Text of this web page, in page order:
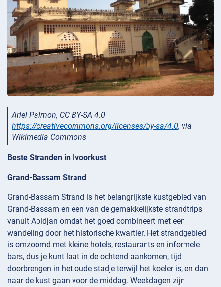
Ariel Palmon, CC BY-SA 4.0
https://creativecommons.org/licenses/by-sa/4.0, via
Wikimedia Commons
Beste Stranden in Ivoorkust
Grand-Bassam Strand
Grand-Bassam Strand is het belangrijkste kustgebied van
Grand-Bassam en een van de gemakkelijkste strandtrips
vanuit Abidjan omdat het goed combineert met een
wandeling door het historische kwartier. Het strandgebied
is omzoomd met kleine hotels, restaurants en informele
bars, dus je kunt laat in de ochtend aankomen, tijd
doorbrengen in het oude stadje terwijl het koeler is, en dan
naar de kust gaan voor de middag. Weekdagen zijn